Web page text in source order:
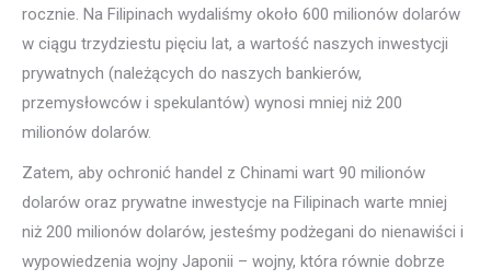
rocznie. Na Filipinach wydaliśmy około 600 milionów dolarów
w ciągu trzydziestu pięciu lat, a wartość naszych inwestycji
prywatnych (należących do naszych bankierów,
przemysłowców i spekulantów) wynosi mniej niż 200
milionów dolarów.
Zatem, aby ochronić handel z Chinami wart 90 milionów
dolarów oraz prywatne inwestycje na Filipinach warte mniej
niż 200 milionów dolarów, jesteśmy podżegani do nienawiści i
wypowiedzenia wojny Japonii – wojny, która równie dobrze